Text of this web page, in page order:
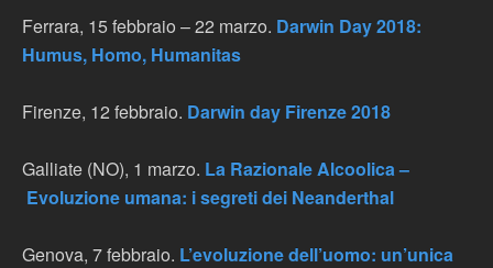
Ferrara, 15 febbraio – 22 marzo. Darwin Day 2018:
Humus, Homo, Humanitas
Firenze, 12 febbraio. Darwin day Firenze 2018
Galliate (NO), 1 marzo. La Razionale Alcoolica –
Evoluzione umana: i segreti dei Neanderthal
Genova, 7 febbraio. L’evoluzione dell’uomo: un’unica